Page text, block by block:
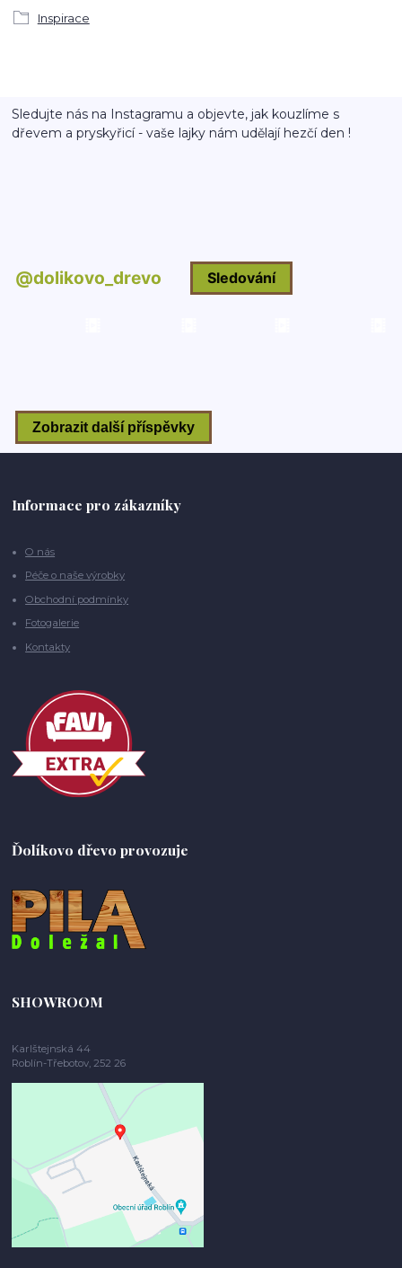
Inspirace
Sledujte nás na Instagramu a objevte, jak kouzlíme s
dřevem a pryskyřicí - vaše lajky nám udělají hezčí den !
Informace pro zákazníky
O nás
Péče o naše výrobky
Obchodní podmínky
Fotogalerie
Kontakty
Ďolíkovo dřevo provozuje
SHOWROOM
Karlštejnská 44
Roblín-Třebotov, 252 26